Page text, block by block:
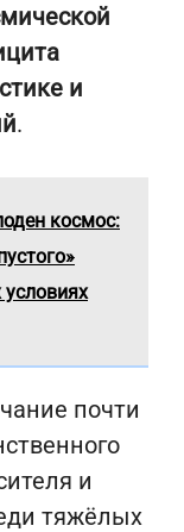
и
.
космос:
почти
и
тяжёлых